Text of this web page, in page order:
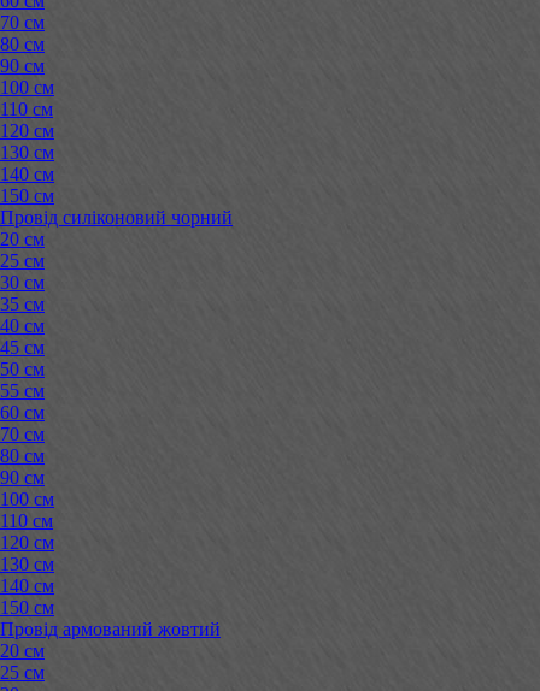
70 см
80 см
90 см
100 см
110 см
120 см
130 см
140 см
150 см
Провід силіконовий чорний
20 см
25 см
30 см
35 см
40 см
45 см
50 см
55 см
60 см
70 см
80 см
90 см
100 см
110 см
120 см
130 см
140 см
150 см
Провід армований жовтий
20 см
25 см